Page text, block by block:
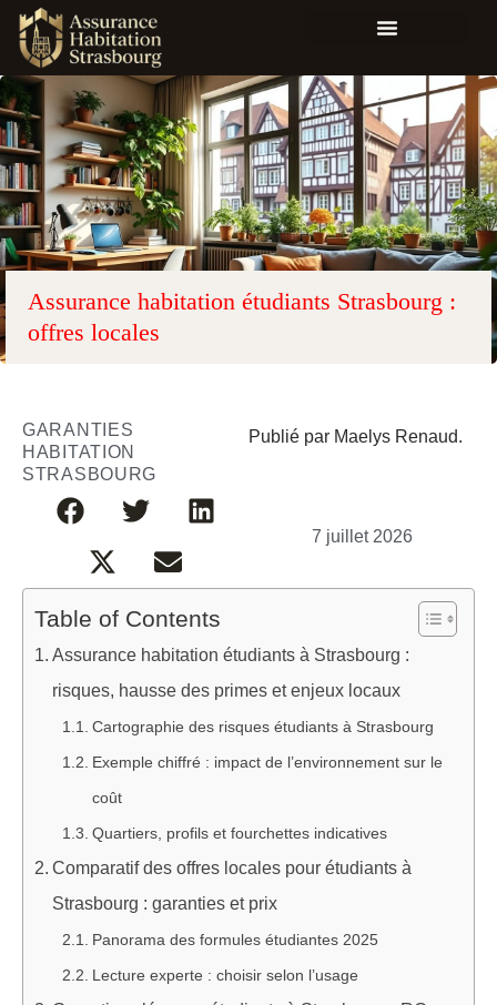
Assurance habitation étudiants Strasbourg :
offres locales
GARANTIES
HABITATION
STRASBOURG
Publié par Maelys Renaud.
7 juillet 2026
Table of Contents
Assurance habitation étudiants à Strasbourg :
risques, hausse des primes et enjeux locaux
Cartographie des risques étudiants à Strasbourg
Exemple chiffré : impact de l’environnement sur le
coût
Quartiers, profils et fourchettes indicatives
Comparatif des offres locales pour étudiants à
Strasbourg : garanties et prix
Panorama des formules étudiantes 2025
Lecture experte : choisir selon l’usage